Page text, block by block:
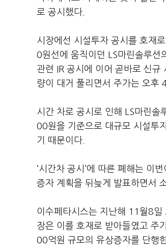
로 공시했다.
시장에선 시설투자 공시를 호재
0원선에 움직이던 LS마린솔루
관련 IR 공시에 이어 곧바로 신
량이 대거 풀리면서 주가는 오
시간 차로 공시로 인해 LS마린
00원을 기준으로 대규모 시설투
기 때문이다.
‘시간차 공시’에 따른 폐해는 이
증자 계획을 뒤늦게 발표하면서
이수페타시스는 지난해 11월8일
장은 이를 호재로 받아들였고 주
00억원 규모의 유상증자를 단행